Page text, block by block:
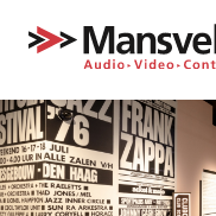
de
inhoud
gaan